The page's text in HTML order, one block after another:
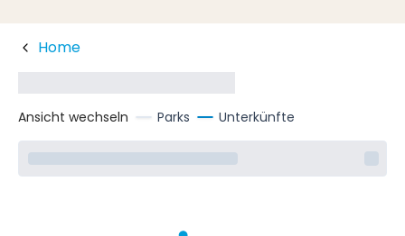
Home
Ansicht wechseln Parks Unterkünfte